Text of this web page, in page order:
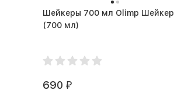
Шейкеры 700 мл Olimp Шейкер
(700 мл)
690 ₽